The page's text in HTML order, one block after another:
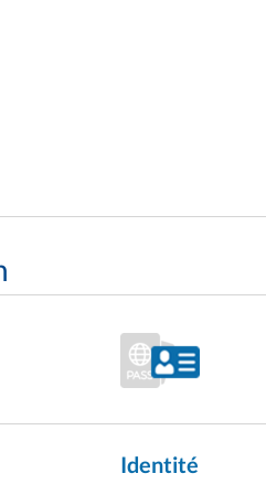
Identité